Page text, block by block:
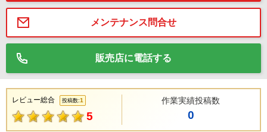
メンテナンス問合せ
販売店に電話する
レビュー総合 投稿数:1
5
作業実績投稿数
0